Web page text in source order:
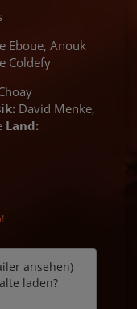
Eboue, Anouk
Coldefy
David Menke,
Land:
ansehen)
laden?